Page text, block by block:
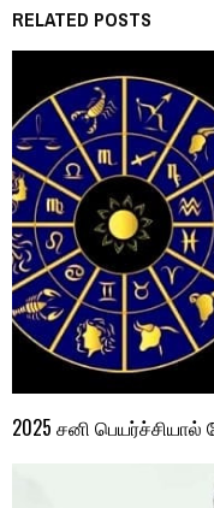
RELATED POSTS
2025 சனி